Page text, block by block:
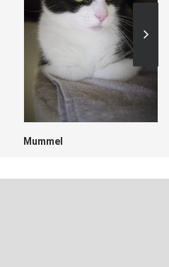
Mummel